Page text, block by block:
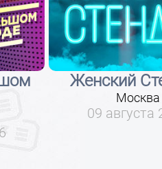
Женский
Москва
09 августа